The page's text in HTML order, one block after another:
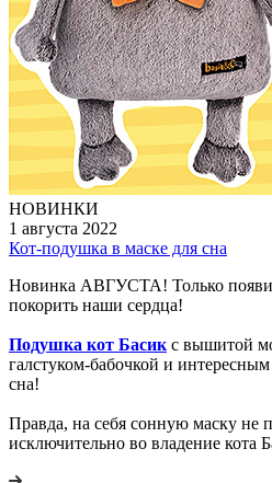
НОВИНКИ
1 августа 2022
Кот-подушка в маске для сна
Новинка АВГУСТА! Только
покорить наши сердца!
Подушка кот Басик с вышитой
галстуком‑бабочкой и
сна!
Правда, на себя сонную маску не
исключительно во владение кота